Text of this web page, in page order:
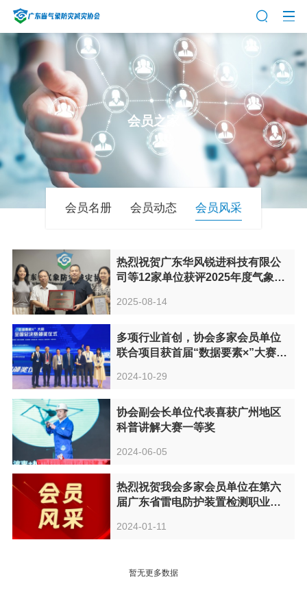
会员之家
会员名册 会员动态 会员风采
热烈祝贺广东华风锐进科技有限公
司等12家单位获评2025年度气象信
2025-08-14
多项行业首创，协会多家会员单位
联合项目获首届“数据要素×”大赛全
2024-10-29
协会副会长单位代表喜获广州地区
科普讲解大赛一等奖
2024-06-05
热烈祝贺我会多家会员单位在第六
届广东省雷电防护装置检测职业技
2024-01-11
暂无更多数据